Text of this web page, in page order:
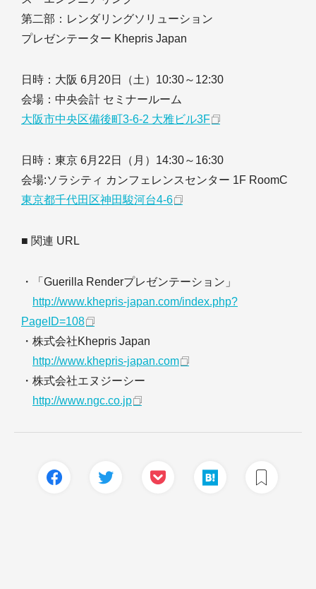
第二部：レンダリングソリューション
プレゼンテーター Khepris Japan
日時：大阪 6月20日（土）10:30～12:30
会場：中央会計 セミナールーム
大阪市中央区備後町3-6-2 大雅ビル3F
日時：東京 6月22日（月）14:30～16:30
会場:ソラシティ カンフェレンスセンター 1F RoomC
東京都千代田区神田駿河台4-6
■ 関連 URL
・「Guerilla Renderプレゼンテーション」
http://www.khepris-japan.com/index.php?
PageID=108
・株式会社Khepris Japan
http://www.khepris-japan.com
・株式会社エヌジーシー
http://www.ngc.co.jp